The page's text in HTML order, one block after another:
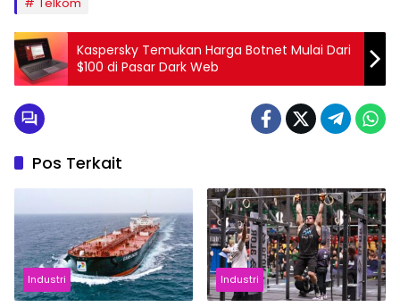
Kaspersky Temukan Harga Botnet Mulai Dari
$100 di Pasar Dark Web
Pos Terkait
Industri Industri